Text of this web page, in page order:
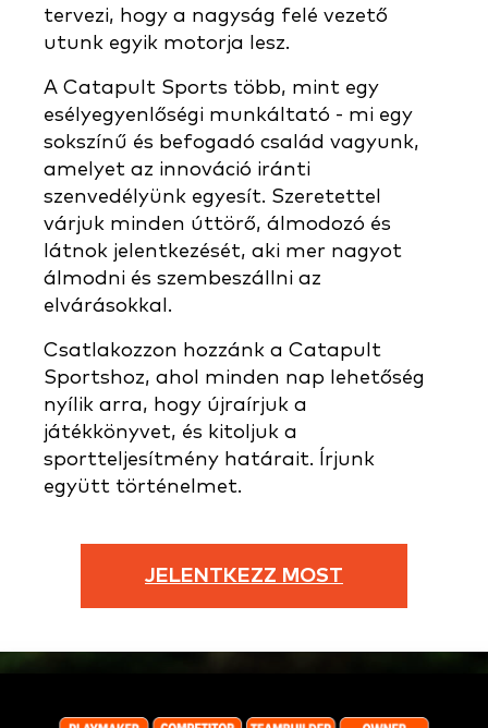
tervezi, hogy a nagyság felé vezető
utunk egyik motorja lesz.
A Catapult Sports több, mint egy
esélyegyenlőségi munkáltató - mi egy
sokszínű és befogadó család vagyunk,
amelyet az innováció iránti
szenvedélyünk egyesít. Szeretettel
várjuk minden úttörő, álmodozó és
látnok jelentkezését, aki mer nagyot
álmodni és szembeszállni az
elvárásokkal.
Csatlakozzon hozzánk a Catapult
Sportshoz, ahol minden nap lehetőség
nyílik arra, hogy újraírjuk a
játékkönyvet, és kitoljuk a
sportteljesítmény határait. Írjunk
együtt történelmet.
JELENTKEZZ MOST